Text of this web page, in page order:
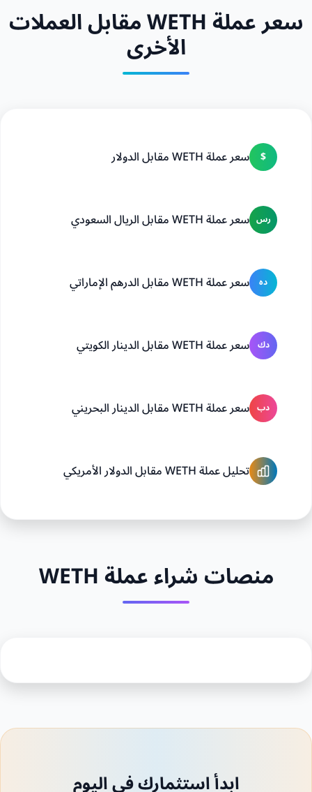
سعر عملة WETH مقابل العملات
الأخرى
$ سعر عملة WETH مقابل الدولار
رس سعر عملة WETH مقابل الريال السعودي
ده سعر عملة WETH مقابل الدرهم الإماراتي
دك سعر عملة WETH مقابل الدينار الكويتي
دب سعر عملة WETH مقابل الدينار البحريني
تحليل عملة WETH مقابل الدولار الأمريكي
منصات شراء عملة WETH
ابدأ استثمارك في اليوم